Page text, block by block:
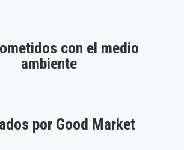
con el medio
ambiente
por Good Market